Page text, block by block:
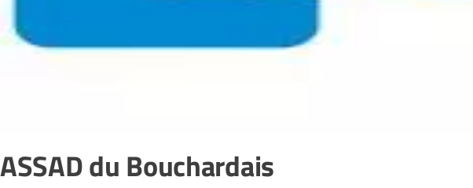
ASSAD du Bouchardais